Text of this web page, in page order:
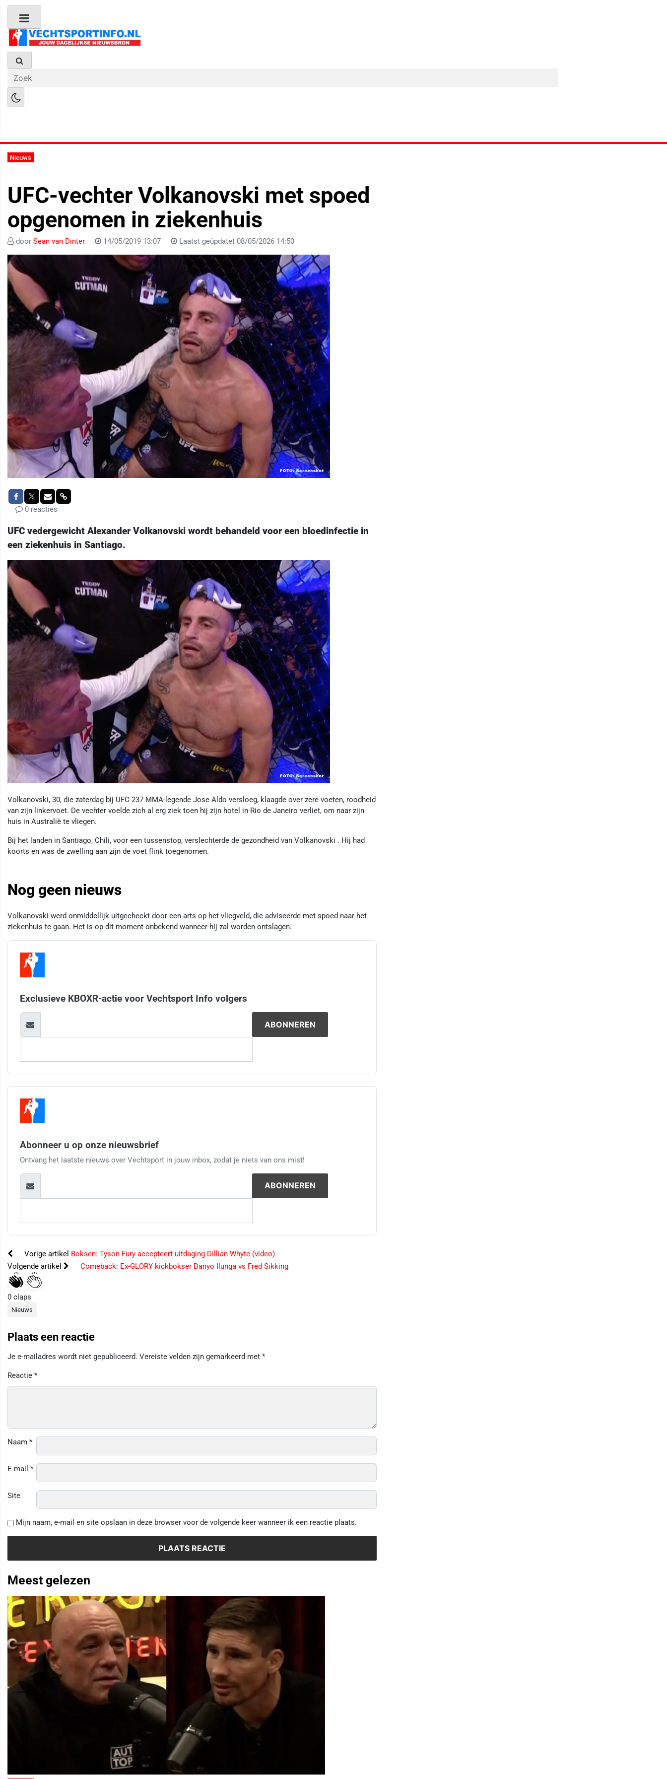
Nieuws
UFC-vechter Volkanovski met spoed
opgenomen in ziekenhuis
door Sean van Dinter 14/05/2019 13:07 Laatst geüpdatet 08/05/2026 14:50
0 reacties
UFC vedergewicht Alexander Volkanovski wordt behandeld voor een bloedinfectie in
een ziekenhuis in Santiago.
Volkanovski, 30, die zaterdag bij UFC 237 MMA-legende Jose Aldo versloeg, klaagde over zere voeten, roodheid
van zijn linkervoet. De vechter voelde zich al erg ziek toen hij zijn hotel in Rio de Janeiro verliet, om naar zijn
huis in Australië te vliegen.
Bij het landen in Santiago, Chili, voor een tussenstop, verslechterde de gezondheid van Volkanovski . Hij had
koorts en was de zwelling aan zijn de voet flink toegenomen.
Nog geen nieuws
Volkanovski werd onmiddellijk uitgecheckt door een arts op het vliegveld, die adviseerde met spoed naar het
ziekenhuis te gaan. Het is op dit moment onbekend wanneer hij zal worden ontslagen.
Exclusieve KBOXR-actie voor Vechtsport Info volgers
Abonneer u op onze nieuwsbrief
Ontvang het laatste nieuws over Vechtsport in jouw inbox, zodat je niets van ons mist!
Vorige artikel Boksen: Tyson Fury accepteert uitdaging Dillian Whyte (video)
Volgende artikel
Comeback: Ex-GLORY kickbokser Danyo Ilunga vs Fred Sikking
0 claps
Nieuws
Plaats een reactie
Je e-mailadres wordt niet gepubliceerd. Vereiste velden zijn gemarkeerd met *
Reactie *
Naam *
E-mail *
Site
Mijn naam, e-mail en site opslaan in deze browser voor de volgende keer wanneer ik een reactie plaats.
Meest gelezen